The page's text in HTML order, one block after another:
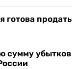
готова продать
сумму убытков